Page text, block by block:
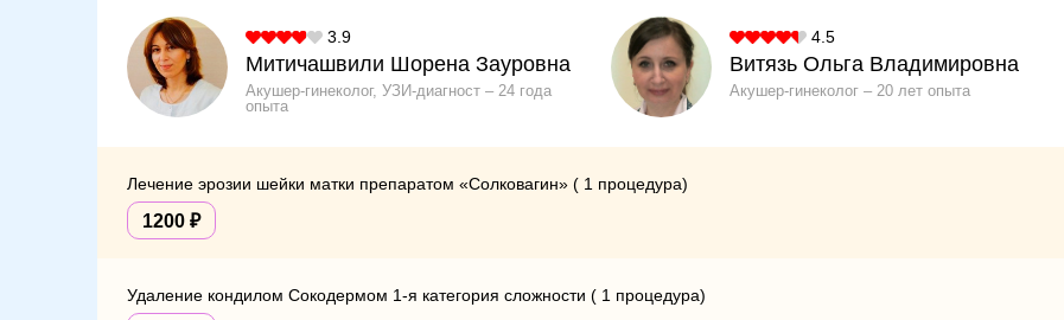
3.9
Митичашвили Шорена Зауровна
Акушер-гинеколог, УЗИ-диагност
24 года
опыта
4.5
Витязь Ольга Владимировна
Акушер-гинеколог 20 лет опыта
Лечение эрозии шейки матки препаратом «Солковагин» ( 1 процедура)
1200
Удаление кондилом Сокодермом 1-я категория сложности ( 1 процедура)